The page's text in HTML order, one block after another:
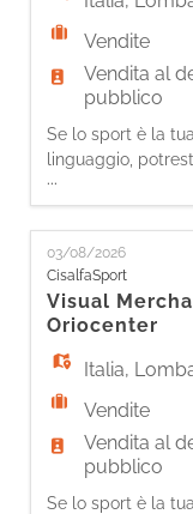
Vendite
Vendita al
pubblico
Se lo sport è la
linguaggio,
per entrare nella
Merchandiser,
forma all'identità
esperienze visive
cliente, in linea
commerciali. Le
...
03/08/2026
CisalfaSport
Visual
Oriocenter
Italia,
Vendite
Vendita al
pubblico
Se lo sport è la